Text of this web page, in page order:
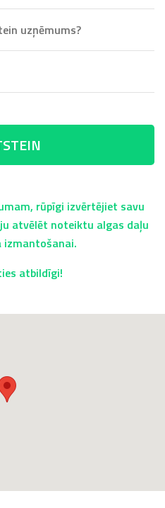
uzņēmums?
rūpīgi izvērtējiet savu
atvēlēt noteiktu algas daļu
izmantošanai.
atbildīgi!